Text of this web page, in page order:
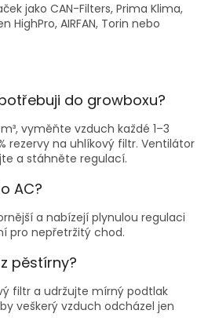
jako CAN-Filters, Prima Klima,
HighPro, AIRFAN, Torin nebo
do growboxu?
vyměňte vzduch každé 1–3
rezervy na uhlíkový filtr. Ventilátor
a stáhněte regulací.
AC?
a nabízejí plynulou regulaci
pro nepřetržitý chod.
pěstírny?
filtr a udržujte mírný podtlak
veškerý vzduch odcházel jen